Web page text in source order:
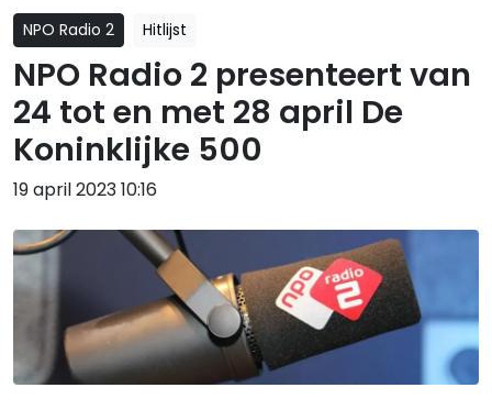
NPO Radio 2 Hitlijst
NPO Radio 2 presenteert van
24 tot en met 28 april De
Koninklijke 500
19 april 2023 10:16